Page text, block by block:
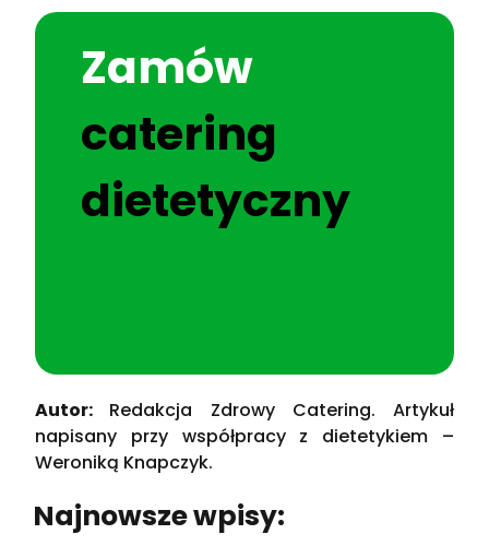
Zamów
catering
dietetyczny
Autor: Redakcja Zdrowy Catering. Artykuł
napisany przy współpracy z dietetykiem –
Weroniką Knapczyk.
Najnowsze wpisy: